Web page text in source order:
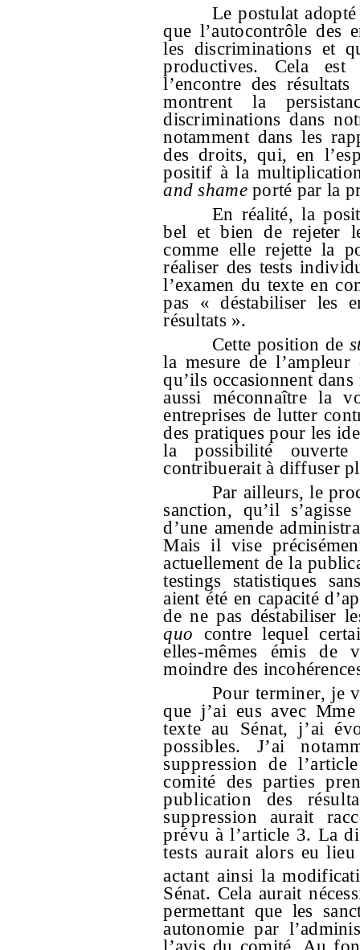
Le postulat
que l’autocontrôle des
les discriminations et
productives. Cela
l’encontre des
montrent la
discriminations dans
notamment dans les
des droits, qui, en
positif à la
and shameporté par la
En réalité, la
bel et bien de rejeter
comme elle rejette la
réaliser des tests
l’examen du texte en
pas « déstabiliser les
résultats ».
Cette position de
la mesure de
qu’ils occasionnent
aussi méconnaître la
entreprises de lutter
des pratiques pour les
la possibilité
contribuerait à diffuser
Par ailleurs, le
sanction, qu’il
d’une amende
Mais il vise
actuellement de la
testings statistiques
aient été en capacité
de ne pas déstabiliser
quo contre lequel
elles-mêmes émis de
moindre des
Pour terminer, je
que j’ai eus avec
texte au Sénat, j’ai
possibles. J’ai
suppression de
comité des parties
publication des
suppression aurait
prévu à l’article 3. La
tests aurait alors eu
actant ainsi la
Sénat. Cela aurait
permettant que les
autonomie par